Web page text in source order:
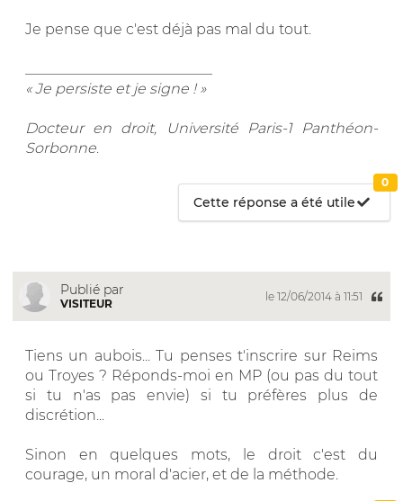
Je pense que c'est déjà pas mal du tout.
« Je persiste et je signe ! »
Docteur en droit, Université Paris-1 Panthéon-
Sorbonne.
Cette réponse a été utile
0
Publié par
VISITEUR
le 12/06/2014 à 11:51
Tiens un aubois... Tu penses t'inscrire sur Reims
ou Troyes ? Réponds-moi en MP (ou pas du tout
si tu n'as pas envie) si tu préfères plus de
discrétion...
Sinon en quelques mots, le droit c'est du
courage, un moral d'acier, et de la méthode.